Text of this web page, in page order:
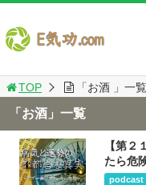
TOP 「お酒 」一覧
「お酒」一覧
【第２
たら危
podcast